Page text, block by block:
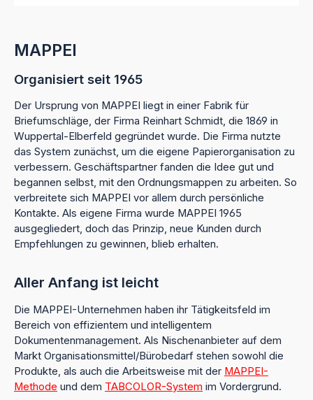
MAPPEI
Organisiert seit 1965
Der Ursprung von MAPPEI liegt in einer Fabrik für
Briefumschläge, der Firma Reinhart Schmidt, die 1869 in
Wuppertal-Elberfeld gegründet wurde. Die Firma nutzte
das System zunächst, um die eigene Papierorganisation zu
verbessern. Geschäftspartner fanden die Idee gut und
begannen selbst, mit den Ordnungsmappen zu arbeiten. So
verbreitete sich MAPPEI vor allem durch persönliche
Kontakte. Als eigene Firma wurde MAPPEI 1965
ausgegliedert, doch das Prinzip, neue Kunden durch
Empfehlungen zu gewinnen, blieb erhalten.
Aller Anfang ist leicht
Die MAPPEI-Unternehmen haben ihr Tätigkeitsfeld im
Bereich von effizientem und intelligentem
Dokumentenmanagement. Als Nischenanbieter auf dem
Markt Organisationsmittel/Bürobedarf stehen sowohl die
Produkte, als auch die Arbeitsweise mit der MAPPEI-
Methode und dem TABCOLOR-System im Vordergrund.